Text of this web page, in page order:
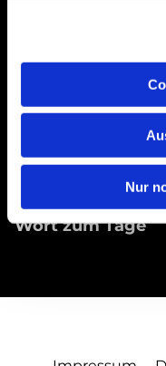
Nur
Gemeindebüros
Gemeindebriefe
Wort zum Tage